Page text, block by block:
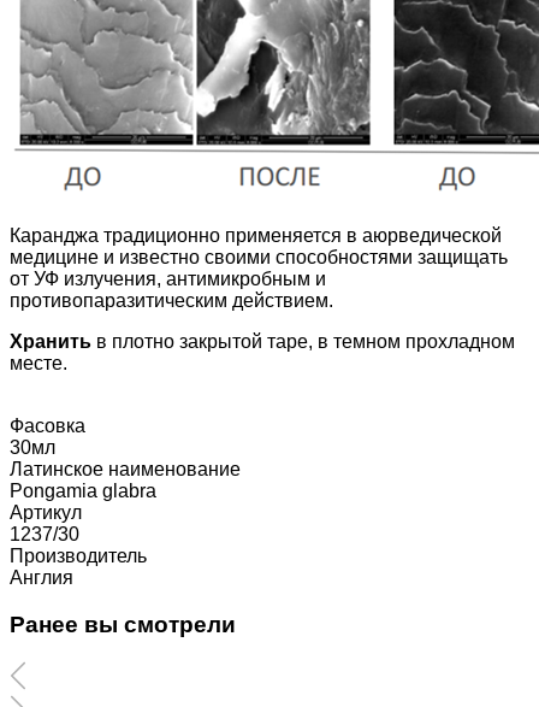
Каранджа традиционно применяется в аюрведической
медицине и известно своими способностями защищать
от УФ излучения, антимикробным и
противопаразитическим действием.
Хранить в плотно закрытой таре, в темном прохладном
месте.
Фасовка
30мл
Латинское наименование
Pongamia glabra
Артикул
1237/30
Производитель
Англия
Ранее вы смотрели